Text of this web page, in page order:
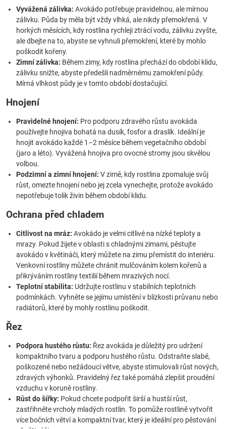
Vyvážená zálivka: Avokádo potřebuje pravidelnou, ale mírnou
zálivku. Půda by měla být vždy vlhká, ale nikdy přemokřená. V
horkých měsících, kdy rostlina rychleji ztrácí vodu, zálivku zvyšte,
ale dbejte na to, abyste se vyhnuli přemokření, které by mohlo
poškodit kořeny.
Zimní zálivka: Během zimy, kdy rostlina přechází do období klidu,
zálivku snižte, abyste předešli nadměrnému zamokření půdy.
Mírná vlhkost půdy je v tomto období dostačující.
Hnojení
Pravidelné hnojení: Pro podporu zdravého růstu avokáda
používejte hnojiva bohatá na dusík, fosfor a draslík. Ideální je
hnojit avokádo každé 1–2 měsíce během vegetačního období
(jaro a léto). Vyvážená hnojiva pro ovocné stromy jsou skvělou
volbou.
Podzimní a zimní hnojení: V zimě, kdy rostlina zpomaluje svůj
růst, omezte hnojení nebo jej zcela vynechejte, protože avokádo
nepotřebuje tolik živin během období klidu.
Ochrana před chladem
Citlivost na mráz: Avokádo je velmi citlivé na nízké teploty a
mrazy. Pokud žijete v oblasti s chladnými zimami, pěstujte
avokádo v květináči, který můžete na zimu přemístit do interiéru.
Venkovní rostliny můžete chránit mulčováním kolem kořenů a
přikrýváním rostliny textilií během mrazivých nocí.
Teplotní stabilita: Udržujte rostlinu v stabilních teplotních
podmínkách. Vyhněte se jejímu umístění v blízkosti průvanu nebo
radiátorů, které by mohly rostlinu poškodit.
Řez
Podpora hustého růstu: Řez avokáda je důležitý pro udržení
kompaktního tvaru a podporu hustého růstu. Odstraňte slabé,
poškozené nebo nežádoucí větve, abyste stimulovali růst nových,
zdravých výhonků. Pravidelný řez také pomáhá zlepšit proudění
vzduchu v koruně rostliny.
Růst do šířky: Pokud chcete podpořit širší a hustší růst,
zastřihněte vrcholy mladých rostlin. To pomůže rostlině vytvořit
více bočních větví a kompaktní tvar, který je ideální pro pěstování